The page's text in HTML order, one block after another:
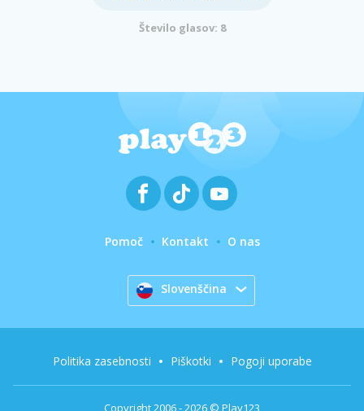
Število glasov: 8
Pomoč Kontakt O nas
Slovenščina
Copyright 2006 - 2026 © Play123
Politika zasebnosti Piškotki Pogoji uporabe